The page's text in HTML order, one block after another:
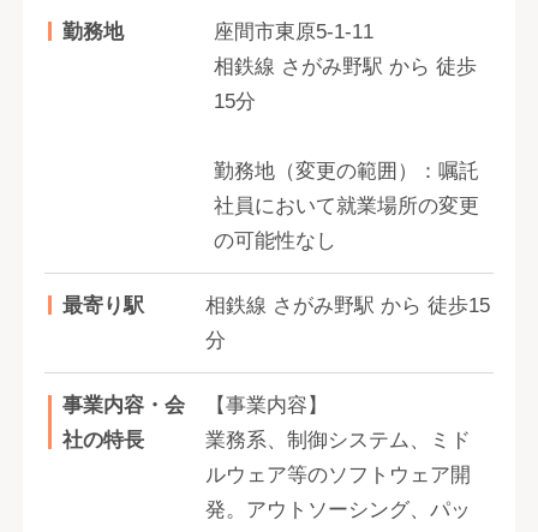
勤務地
座間市東原5-1-11
相鉄線 さがみ野駅 から 徒歩
15分
勤務地（変更の範囲）：嘱託
社員において就業場所の変更
の可能性なし
最寄り駅
相鉄線 さがみ野駅 から 徒歩15
分
事業内容・会
社の特長
【事業内容】
業務系、制御システム、ミド
ルウェア等のソフトウェア開
発。アウトソーシング、パッ